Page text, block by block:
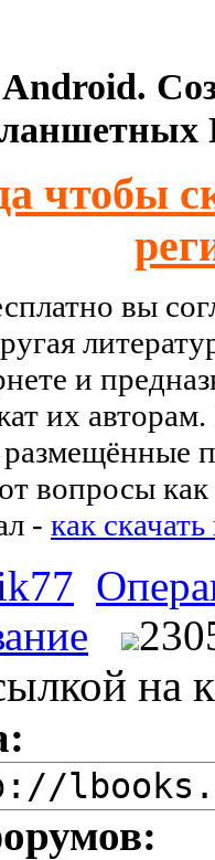
чтобы
вы
и
их
размещённые
вопросы как
- как
на